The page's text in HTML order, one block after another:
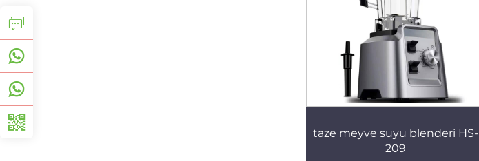
taze meyve suyu blenderi HS-
209